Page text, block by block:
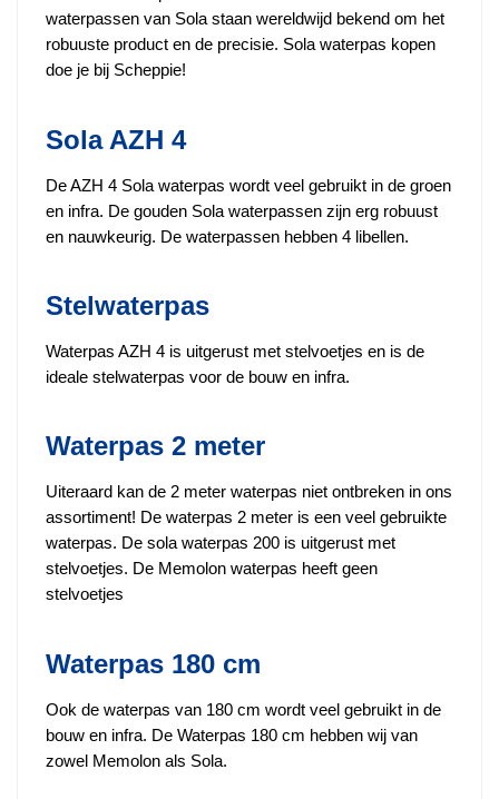
waterpassen van Sola staan wereldwijd bekend om het
robuuste product en de precisie. Sola waterpas kopen
doe je bij Scheppie!
Sola AZH 4
De AZH 4 Sola waterpas wordt veel gebruikt in de groen
en infra. De gouden Sola waterpassen zijn erg robuust
en nauwkeurig. De waterpassen hebben 4 libellen.
Stelwaterpas
Waterpas AZH 4 is uitgerust met stelvoetjes en is de
ideale stelwaterpas voor de bouw en infra.
Waterpas 2 meter
Uiteraard kan de 2 meter waterpas niet ontbreken in ons
assortiment! De waterpas 2 meter is een veel gebruikte
waterpas. De sola waterpas 200 is uitgerust met
stelvoetjes. De Memolon waterpas heeft geen
stelvoetjes
Waterpas 180 cm
Ook de waterpas van 180 cm wordt veel gebruikt in de
bouw en infra. De Waterpas 180 cm hebben wij van
zowel Memolon als Sola.